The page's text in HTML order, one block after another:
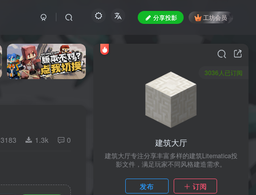
分享投影 工坊会员
3183 1.3k 0
3036人已订阅
建筑大厅
建筑大厅专注分享丰富多样的建筑Litematica投
影文件，满足玩家不同风格建造需求。
发布 订阅